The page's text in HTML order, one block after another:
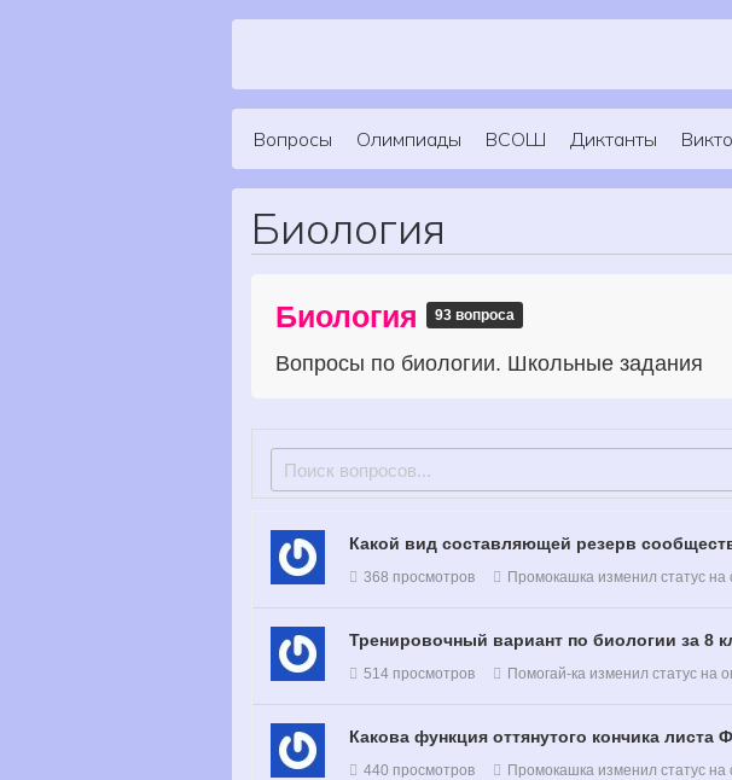
Main Navigation
Вопросы Олимпиады ВСОШ Диктанты
Биология
Биология 93 вопроса
Вопросы по биологии. Школьные задания
Какой вид составляющей резерв
368 просмотров Промокашка изменил статус
Тренировочный вариант по биологии за 8
514 просмотров Помогай-ка изменил статус на
Какова функция оттянутого кончика листа
440 просмотров Промокашка изменил статус